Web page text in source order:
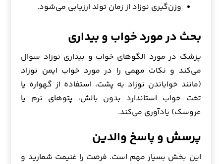
وزن‌گیری نوزاد از زمان تولد ارزیابی می‌شود.
بحث در مورد خواب و بیداری
پزشک در مورد الگوهای خواب و بیداری نوزاد سوال
می‌کند و نکات مهمی را در مورد خواب ایمن نوزاد
(مانند خواباندن نوزاد به پشت، استفاده از گهواره یا
تخت خواب استاندارد بدون بالش، پتوهای نرم یا
عروسک) یادآوری می‌کند.
پرسش و پاسخ والدین
این بخش بسیار مهم است. فرصت را غنیمت شمارید و